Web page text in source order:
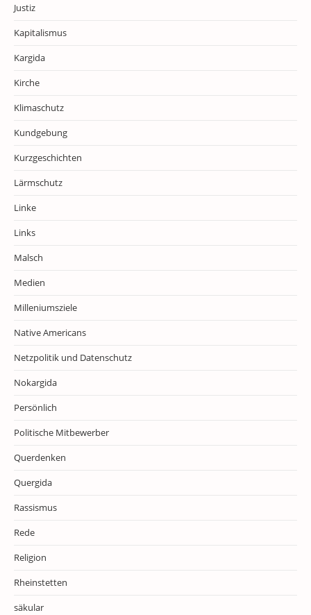
Justiz
Kapitalismus
Kargida
Kirche
Klimaschutz
Kundgebung
Kurzgeschichten
Lärmschutz
Linke
Links
Malsch
Medien
Milleniumsziele
Native Americans
Netzpolitik und Datenschutz
Nokargida
Persönlich
Politische Mitbewerber
Querdenken
Quergida
Rassismus
Rede
Religion
Rheinstetten
säkular